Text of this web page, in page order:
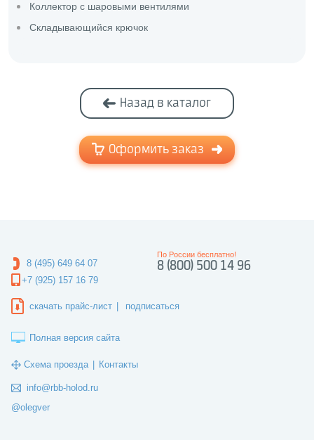
Коллектор с шаровыми вентилями
Складывающийся крючок
Назад в каталог
Оформить заказ
8 (495) 649 64 07
+7 (925) 157 16 79
8 (800) 500 14 96
По России бесплатно!
скачать прайс-лист подписаться
Полная версия сайта
Схема проезда Контакты
info@rbb-holod.ru
@olegver